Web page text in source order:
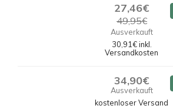
27,46€
49,95€
Ausverkauft
30,91€ inkl.
Versandkosten
34,90€
Ausverkauft
kostenloser Versand